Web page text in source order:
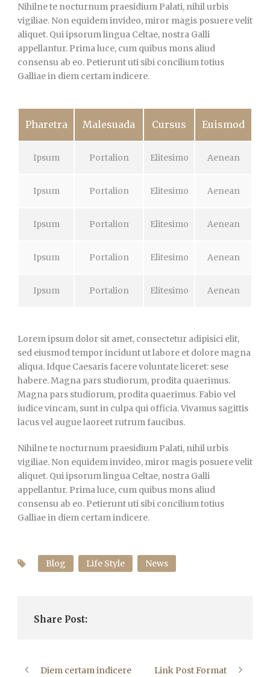
Nihilne te nocturnum praesidium Palati, nihil urbis
vigiliae. Non equidem invideo, miror magis posuere velit
aliquet. Qui ipsorum lingua Celtae, nostra Galli
appellantur. Prima luce, cum quibus mons aliud
consensu ab eo. Petierunt uti sibi concilium totius
Galliae in diem certam indicere.
Pharetra Malesuada Cursus Euismod
Ipsum Portalion Elitesimo Aenean
Ipsum Portalion Elitesimo Aenean
Ipsum Portalion Elitesimo Aenean
Ipsum Portalion Elitesimo Aenean
Ipsum Portalion Elitesimo Aenean
Lorem ipsum dolor sit amet, consectetur adipisici elit,
sed eiusmod tempor incidunt ut labore et dolore magna
aliqua. Idque Caesaris facere voluntate liceret: sese
habere. Magna pars studiorum, prodita quaerimus.
Magna pars studiorum, prodita quaerimus. Fabio vel
iudice vincam, sunt in culpa qui officia. Vivamus sagittis
lacus vel augue laoreet rutrum faucibus.
Nihilne te nocturnum praesidium Palati, nihil urbis
vigiliae. Non equidem invideo, miror magis posuere velit
aliquet. Qui ipsorum lingua Celtae, nostra Galli
appellantur. Prima luce, cum quibus mons aliud
consensu ab eo. Petierunt uti sibi concilium totius
Galliae in diem certam indicere.
Blog Life Style News
Share Post:
Diem certam indicere Link Post Format